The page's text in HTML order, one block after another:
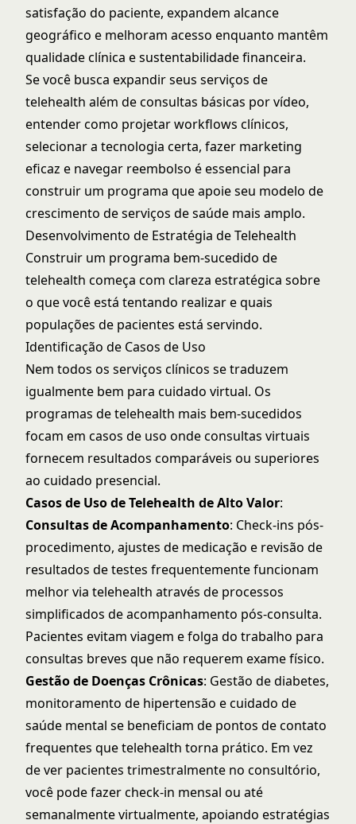
satisfação do paciente, expandem alcance
geográfico e melhoram acesso enquanto mantêm
qualidade clínica e sustentabilidade financeira.
Se você busca expandir seus serviços de
telehealth além de consultas básicas por vídeo,
entender como projetar workflows clínicos,
selecionar a tecnologia certa, fazer marketing
eficaz e navegar reembolso é essencial para
construir um programa que apoie seu modelo de
crescimento de serviços de saúde mais amplo.
Desenvolvimento de Estratégia de Telehealth
Construir um programa bem-sucedido de
telehealth começa com clareza estratégica sobre
o que você está tentando realizar e quais
populações de pacientes está servindo.
Identificação de Casos de Uso
Nem todos os serviços clínicos se traduzem
igualmente bem para cuidado virtual. Os
programas de telehealth mais bem-sucedidos
focam em casos de uso onde consultas virtuais
fornecem resultados comparáveis ou superiores
ao cuidado presencial.
Casos de Uso de Telehealth de Alto Valor:
Consultas de Acompanhamento: Check-ins pós-
procedimento, ajustes de medicação e revisão de
resultados de testes frequentemente funcionam
melhor via telehealth através de processos
simplificados deacompanhamento pós-consulta.
Pacientes evitam viagem e folga do trabalho para
consultas breves que não requerem exame físico.
Gestão de Doenças Crônicas: Gestão de diabetes,
monitoramento de hipertensão e cuidado de
saúde mental se beneficiam de pontos de contato
frequentes que telehealth torna prático. Em vez
de ver pacientes trimestralmente no consultório,
você pode fazer check-in mensal ou até
semanalmente virtualmente, apoiando estratégias